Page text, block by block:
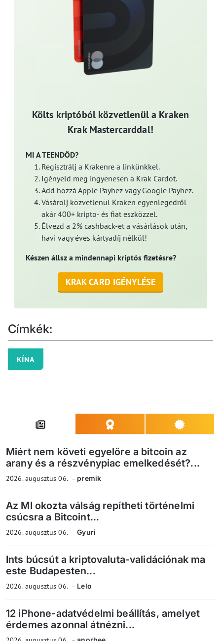
Költs kriptóból közvetlenül a Kraken
Krak Mastercarddal!
MI A TEENDŐD?
Regisztrálj a Krakenre a linkünkkel.
Igényeld meg ingyenesen a Krak Cardot.
Add hozzá Apple Payhez vagy Google Payhez.
Vásárolj közvetlenül Kraken egyenlegedről
akár 400+ kripto- és fiat eszközzel.
Élvezd a 2% cashback-et a vásárlások után,
havi vagy éves kártyadíj nélkül!
Készen állsz a mindennapi kriptós fizetésre?
KRAK CARD IGÉNYLÉSE
Címkék:
KÍNA
Miért nem követi egyelőre a bitcoin az
arany és a részvénypiac emelkedését?...
2026. augusztus 06. premik
Az MI okozta válság repítheti történelmi
csúcsra a Bitcoint...
2026. augusztus 06. Gyuri
Ints búcsút a kriptovaluta-validációnak ma
este Budapesten...
2026. augusztus 06. Lelo
12 iPhone-adatvédelmi beállítás, amelyet
érdemes azonnal átnézni...